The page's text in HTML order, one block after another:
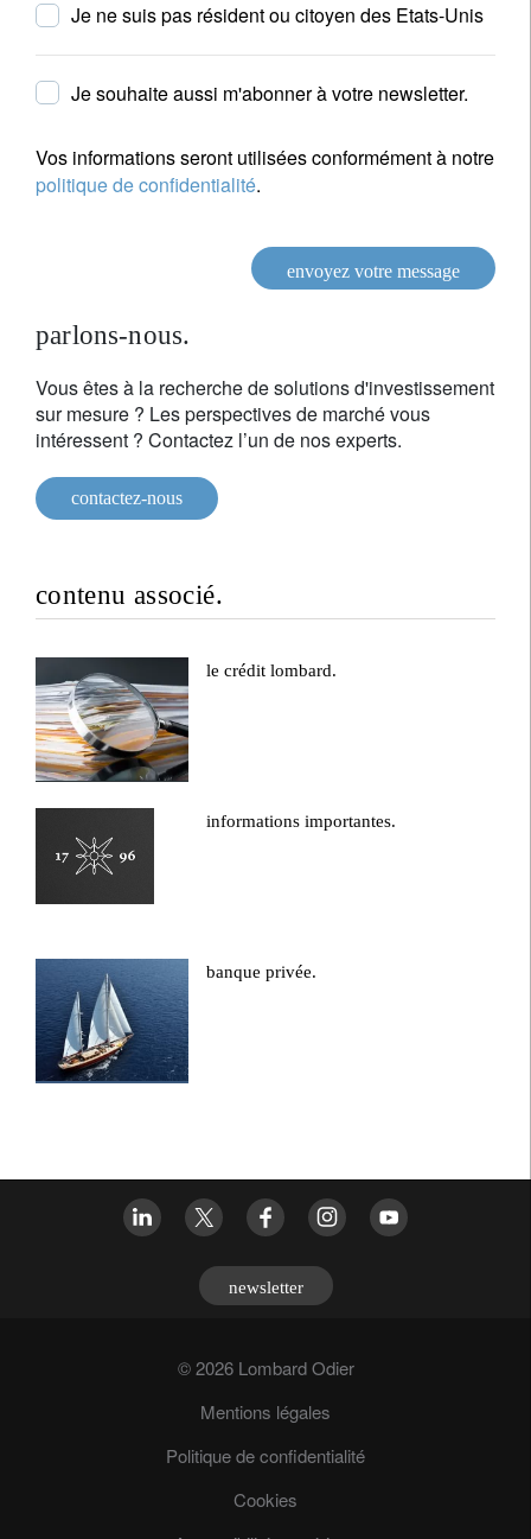
Je ne suis pas résident ou citoyen des Etats-Unis
Je souhaite aussi m'abonner à votre newsletter.
Vos informations seront utilisées conformément à notre
politique de confidentialité.
envoyez votre message
parlons-nous.
Vous êtes à la recherche de solutions d'investissement
sur mesure ? Les perspectives de marché vous
intéressent ? Contactez l’un de nos experts.
contactez-nous
contenu associé.
le crédit lombard.
informations importantes.
banque privée.
newsletter
© 2026 Lombard Odier
Mentions légales
Politique de confidentialité
Cookies